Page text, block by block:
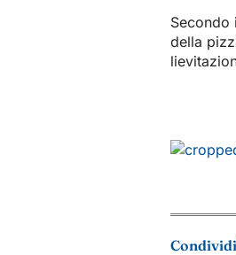
Secondo
della
Condividi